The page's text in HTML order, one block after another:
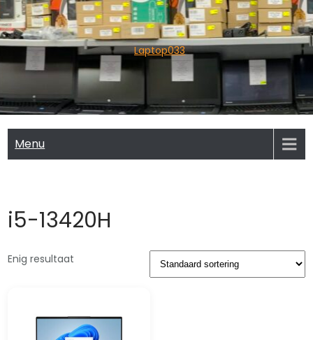
Skip
to
content
Laptop033
Menu
i5-13420H
Enig resultaat